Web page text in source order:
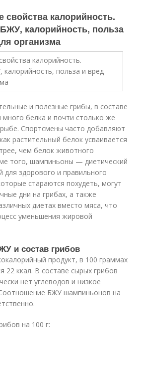
калорийность.
калорийность, польза
организма
и полезные грибы, в составе
белка и почти столько же
Спортсмены часто добавляют
растительный белок усваивается
чем белок животного
того, шампиньоны — диетический
для здорового и правильного
стараются похудеть, могут
дни на грибах, а также
диетах вместо мяса, что
уменьшения жировой
и состав грибов
продукт, в 100 граммах
22 ккал. В составе сырых грибов
нет углеводов и низкое
БЖУ шампиньонов на
на 100 г: